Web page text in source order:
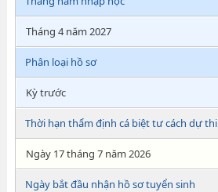
Tháng 4 năm 2027
Phân loại hồ sơ
Kỳ trước
Thời hạn thẩm định cá biệt tư cách dự thi
Ngày 17 tháng 7 năm 2026
Ngày bắt đầu nhận hồ sơ tuyển sinh